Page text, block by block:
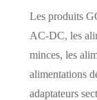
Les produits
AC-DC, les
minces, les
alimentations
adaptateurs